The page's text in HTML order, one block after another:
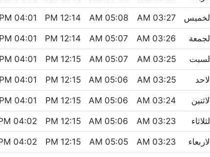
الخميس 03:27 AM
05:08 AM
12:14 PM
04:01 PM
الجمعة 03:26 AM
05:07 AM
12:14 PM
04:01 PM
السبت 03:25 AM
05:07 AM
12:15 PM
04:01 PM
الاحد 03:25 AM
05:06 AM
12:15 PM
04:01 PM
الاثنين 03:24 AM
05:06 AM
12:15 PM
04:01 PM
الثلاثاء 03:23 AM
05:06 AM
12:15 PM
04:02 PM
الاربعاء 03:23 AM
05:05 AM
12:15 PM
04:02 PM